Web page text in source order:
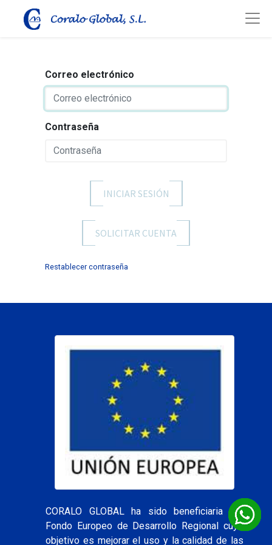
Correo electrónico
Contraseña
INICIAR SESIÓN
SOLICITAR CUENTA
Restablecer contraseña
CORALO GLOBAL ha sido beneficiaria del
Fondo Europeo de Desarrollo Regional cuyo
objetivo es mejorar el uso y la calidad de las